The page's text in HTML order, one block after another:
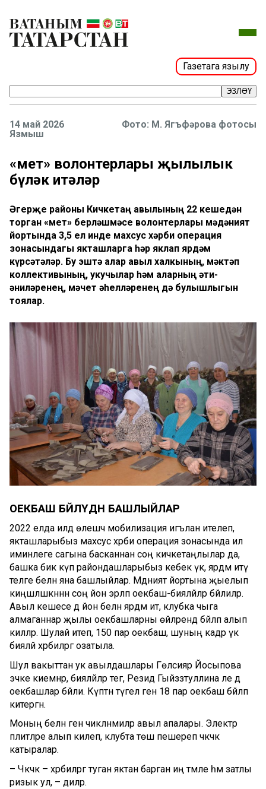
Газетага язылу
ЭЗЛӘҮ
14 май 2026
Язмыш
Фото: М. Ягъфәрова фотосы
«Өмет» волонтерлары җылылык
бүләк итәләр
Әгерҗе районы Кичкетаң авылының 22 кешедән
торган «Өмет» берләшмәсе волонтерлары мәдәният
йортында 3,5 ел инде махсус хәрби операция
зонасындагы якташларга һәр яклап ярдәм
күрсәтәләр. Бу эштә алар авыл халкының, мәктәп
коллективының, укучылар һәм аларның әти-
әниләренең, мәчет әһелләренең дә булышлыгын
тоялар.
ОЕКБАШ БӘЙЛӘҮДӘН БАШЛЫЙЛАР
2022 елда илдә өлешчә мобилизация игълан ителеп,
якташларыбыз махсус хәрби операция зонасында ил
иминлеге сагына басканнан соң кичкетаңлылар да,
башка бик күп райондашларыбыз кебек үк, ярдәм итү
теләге белән яна башлыйлар. Мәдәният йортына җыелып
киңәшләшкәннән соң йон эрләп оекбаш-бияләйләр бәйлиләр.
Авыл кешесе дә йон белән ярдәм итә, клубка чыга
алмаганнар җылы оекбашларны өйләрендә бәйләп алып
киләләр. Шулай итеп, 150 пар оекбаш, шуның кадәр үк
бияләй хәрбиләргә озатыла.
Шул вакыттан ук авылдашлары Гөлсияр Йосыпова
эчке киемнәр, бияләйләр тегә, Резидә Гыйззәтуллина әле дә
оекбашлар бәйли. Күптән түгел генә 18 пар оекбаш бәйләп
китергән.
Моның белән генә чикләнмиләр авыл апалары. Электр
плитәләре алып килеп, клубта төш пешереп чәкчәк
катыралар.
– Чәкчәк – хәрбиләргә туган яктан барган иң тәмле һәм затлы
ризык ул, – диләр.